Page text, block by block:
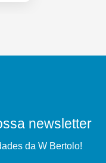
newsletter
da W Bertolo!